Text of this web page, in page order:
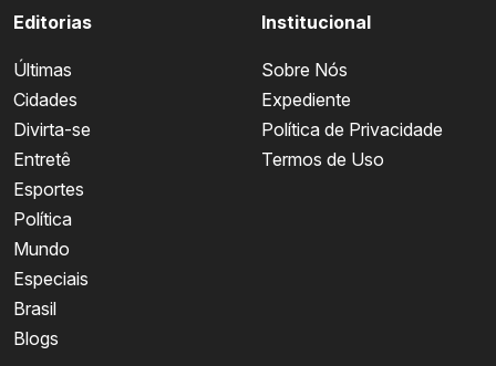
Editorias
Últimas
Cidades
Divirta-se
Entretê
Esportes
Política
Mundo
Especiais
Brasil
Blogs
Institucional
Sobre Nós
Expediente
Política de Privacidade
Termos de Uso